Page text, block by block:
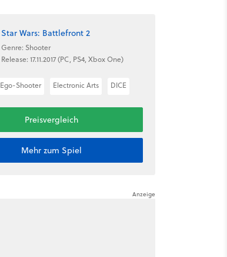
Star Wars: Battlefront 2
Genre: Shooter
Release: 17.11.2017 (PC, PS4, Xbox One)
Ego-Shooter Electronic Arts DICE
Preisvergleich
Mehr zum Spiel